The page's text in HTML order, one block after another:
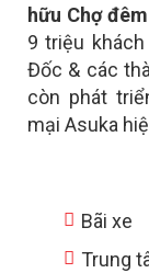
hữu Chợ
9 triệu
Đốc & các
còn phát
mại Asuka
Bãi xe
Trung